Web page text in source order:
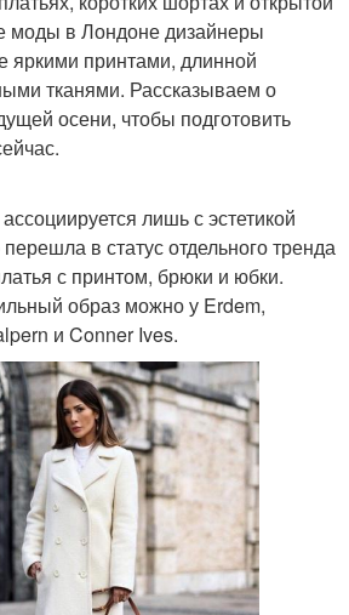
моды в Лондоне дизайнеры
яркими принтами, длинной
тканями. Рассказываем о
осени, чтобы подготовить
лишь с эстетикой
в статус отдельного тренда
с принтом, брюки и юбки.
образ можно у Erdem,
и Conner Ives.